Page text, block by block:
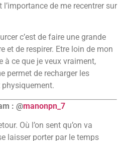
l’importance de me recentrer sur
c’est de faire une grande
et de respirer. Etre loin de mon
à ce que je veux vraiment,
permet de recharger les
: @manonpn_7
Où l’on sent qu’on va
laisser porter par le temps